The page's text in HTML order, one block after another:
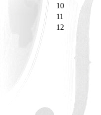
10
11
12